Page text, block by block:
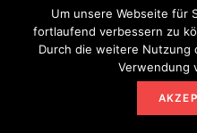
Rote-Bete-Salat mit
Um unsere Webseite für
fortlaufend verbessern zu
Durch die weitere Nutzung
Verwendung